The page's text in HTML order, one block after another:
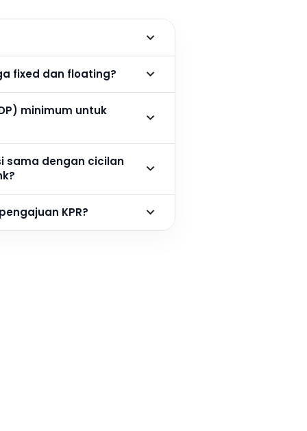
fixed dan floating?
minimum untuk
sama dengan cicilan
KPR?